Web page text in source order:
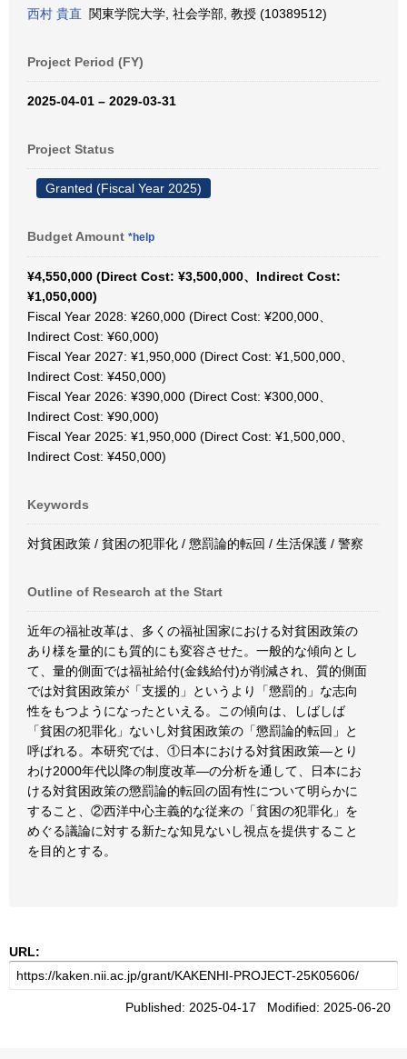
西村 貴直 関東学院大学, 社会学部, 教授 (10389512)
Project Period (FY)
2025-04-01 – 2029-03-31
Project Status
Granted (Fiscal Year 2025)
Budget Amount *help
¥4,550,000 (Direct Cost: ¥3,500,000、Indirect Cost:
¥1,050,000)
Fiscal Year 2028: ¥260,000 (Direct Cost: ¥200,000、
Indirect Cost: ¥60,000)
Fiscal Year 2027: ¥1,950,000 (Direct Cost: ¥1,500,000、
Indirect Cost: ¥450,000)
Fiscal Year 2026: ¥390,000 (Direct Cost: ¥300,000、
Indirect Cost: ¥90,000)
Fiscal Year 2025: ¥1,950,000 (Direct Cost: ¥1,500,000、
Indirect Cost: ¥450,000)
Keywords
対貧困政策 / 貧困の犯罪化 / 懲罰論的転回 / 生活保護 / 警察
Outline of Research at the Start
近年の福祉改革は、多くの福祉国家における対貧困政策の
あり様を量的にも質的にも変容させた。一般的な傾向とし
て、量的側面では福祉給付(金銭給付)が削減され、質的側面
では対貧困政策が「支援的」というより「懲罰的」な志向
性をもつようになったといえる。この傾向は、しばしば
「貧困の犯罪化」ないし対貧困政策の「懲罰論的転回」と
呼ばれる。本研究では、①日本における対貧困政策―とり
わけ2000年代以降の制度改革―の分析を通して、日本にお
ける対貧困政策の懲罰論的転回の固有性について明らかに
すること、②西洋中心主義的な従来の「貧困の犯罪化」を
めぐる議論に対する新たな知見ないし視点を提供すること
を目的とする。
URL:
Published: 2025-04-17 Modified: 2025-06-20